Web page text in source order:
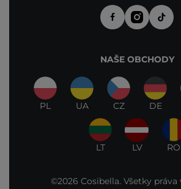
NAŠE OBCHODY
PL UA CZ DE
LT LV RO
©2026 Cosibella. Všetky práva